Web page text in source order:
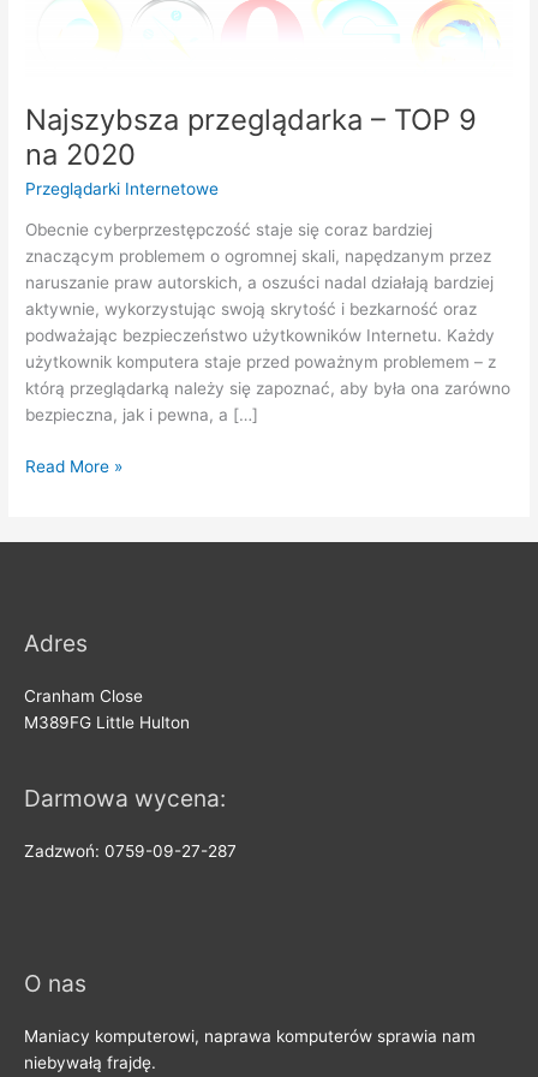
Najszybsza przeglądarka – TOP 9
na 2020
Przeglądarki Internetowe
Obecnie cyberprzestępczość staje się coraz bardziej
znaczącym problemem o ogromnej skali, napędzanym przez
naruszanie praw autorskich, a oszuści nadal działają bardziej
aktywnie, wykorzystując swoją skrytość i bezkarność oraz
podważając bezpieczeństwo użytkowników Internetu. Każdy
użytkownik komputera staje przed poważnym problemem – z
którą przeglądarką należy się zapoznać, aby była ona zarówno
bezpieczna, jak i pewna, a […]
Read More »
Adres
Cranham Close
M389FG Little Hulton
Darmowa wycena:
Zadzwoń: 0759-09-27-287
O nas
Maniacy komputerowi, naprawa komputerów sprawia nam
niebywałą frajdę.